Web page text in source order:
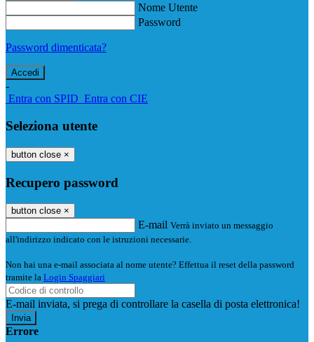
Nome Utente
Password
Password dimenticata?
-
Entra con SPID Entra con CIE
Seleziona utente
button close ×
Recupero password
button close ×
E-mail Verrà inviato un messaggio
all'indirizzo indicato con le istruzioni necessarie.
Non hai una e-mail associata al nome utente? Effettua il reset della password
tramite la Login Spaggiari
E-mail inviata, si prega di controllare la casella di posta elettronica!
Errore